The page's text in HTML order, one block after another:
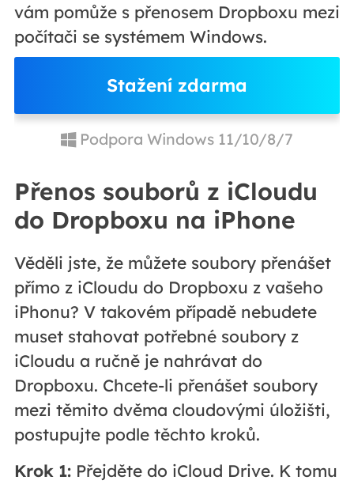
vám pomůže s přenosem Dropboxu mezi
počítači se systémem Windows.
Stažení zdarma
Podpora Windows 11/10/8/7
Přenos souborů z iCloudu
do Dropboxu na iPhone
Věděli jste, že můžete soubory přenášet
přímo z iCloudu do Dropboxu z vašeho
iPhonu? V takovém případě nebudete
muset stahovat potřebné soubory z
iCloudu a ručně je nahrávat do
Dropboxu. Chcete-li přenášet soubory
mezi těmito dvěma cloudovými úložišti,
postupujte podle těchto kroků.
Krok 1:Přejděte do iCloud Drive. K tomu